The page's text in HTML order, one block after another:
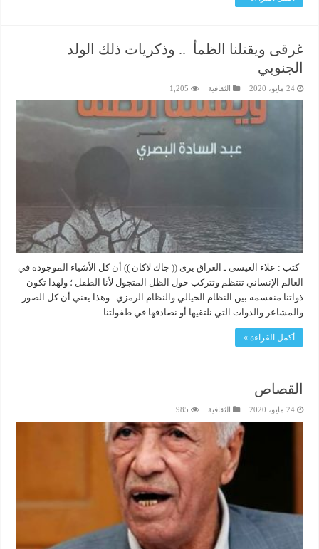
غرقى ويقتلنا الظمأ .. وذكريات ذلك الولد
الجنوبي
24 مايو، 2020 الثقافية 1,205
كتب : علاء العيسى ـ العراق يرى (( جاك لاكان )) أن كل الأشياء الموجودة في
العالم الإنساني تنتظم وتتركب حول الظل المتجول لأنا الطفل ؛ ولهذا تكون
ذواتنا منقسمة بين النظام الخيالي والنظام الرمزي . وهذا يعني أن كل الصور
والمشاعر والذوات التي نلتقيها أو نصادفها في طفولتنا …
أكمل القراءة »
القصاص
24 مايو، 2020 الثقافية 985